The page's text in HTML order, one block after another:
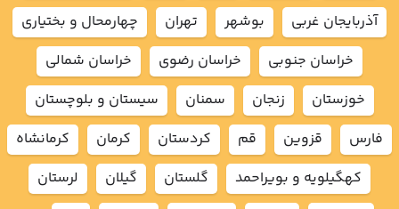
آذربايجان غربي
بوشهر تهران
چهارمحال و بختياري
خراسان جنوبي
خراسان رضوي
خراسان شمالي
خوزستان
زنجان سمنان
سيستان و بلوچستان
فارس
قزوين قم كردستان كرمان
كرمانشاه
كهگيلويه و بويراحمد
گلستان گيلان
لرستان